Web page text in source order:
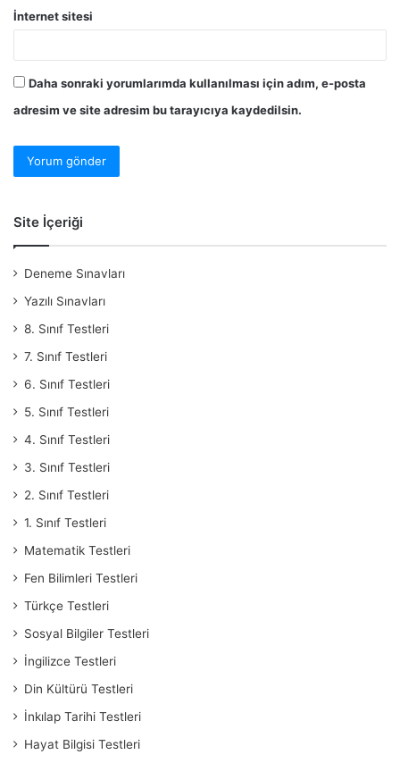
İnternet sitesi
Daha sonraki yorumlarımda kullanılması için adım, e-posta
adresim ve site adresim bu tarayıcıya kaydedilsin.
Site İçeriği
Deneme Sınavları
Yazılı Sınavları
8. Sınıf Testleri
7. Sınıf Testleri
6. Sınıf Testleri
5. Sınıf Testleri
4. Sınıf Testleri
3. Sınıf Testleri
2. Sınıf Testleri
1. Sınıf Testleri
Matematik Testleri
Fen Bilimleri Testleri
Türkçe Testleri
Sosyal Bilgiler Testleri
İngilizce Testleri
Din Kültürü Testleri
İnkılap Tarihi Testleri
Hayat Bilgisi Testleri